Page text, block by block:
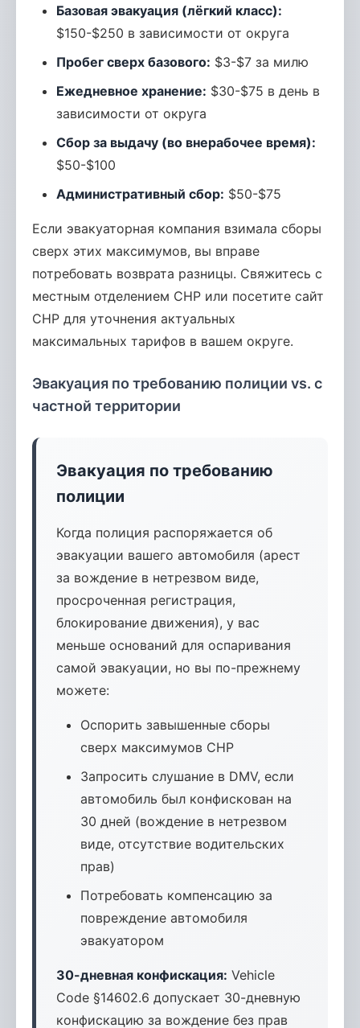
Базовая эвакуация (лёгкий класс):
$150-$250 в зависимости от округа
Пробег сверх базового: $3-$7 за милю
Ежедневное хранение: $30-$75 в день в
зависимости от округа
Сбор за выдачу (во внерабочее время):
$50-$100
Административный сбор: $50-$75
Если эвакуаторная компания взимала сборы
сверх этих максимумов, вы вправе
потребовать возврата разницы. Свяжитесь с
местным отделением CHP или посетите сайт
CHP для уточнения актуальных
максимальных тарифов в вашем округе.
Эвакуация по требованию полиции vs. с
частной территории
Эвакуация по требованию
полиции
Когда полиция распоряжается об
эвакуации вашего автомобиля (арест
за вождение в нетрезвом виде,
просроченная регистрация,
блокирование движения), у вас
меньше оснований для оспаривания
самой эвакуации, но вы по-прежнему
можете:
Оспорить завышенные сборы
сверх максимумов CHP
Запросить слушание в DMV, если
автомобиль был конфискован на
30 дней (вождение в нетрезвом
виде, отсутствие водительских
прав)
Потребовать компенсацию за
повреждение автомобиля
эвакуатором
30-дневная конфискация: Vehicle
Code §14602.6 допускает 30-дневную
конфискацию за вождение без прав